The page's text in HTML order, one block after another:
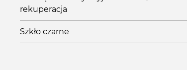
rekuperacja
Szkło czarne